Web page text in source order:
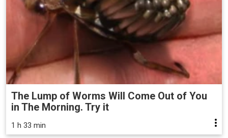
The Lump of Worms Will Come Out of You
in The Morning. Try it
1 h 33 min